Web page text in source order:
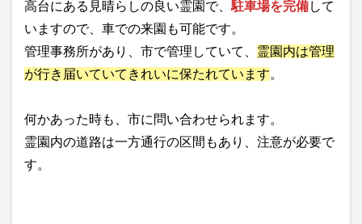
高台にある見晴らしの良い霊園で、 駐車場を完備して
いますので、車での来園も可能です。
管理事務所があり、市で管理していて、 霊園内は管理
が行き届いていてきれいに保たれています。
何かあった時も、市に問い合わせられます。
霊園内の道路は一方通行の区間もあり、注意が必要で
す。